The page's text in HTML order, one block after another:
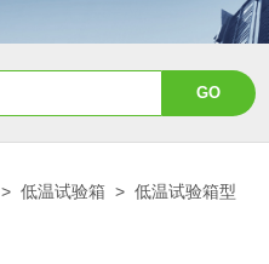
>低温试验箱 >低温试验箱型